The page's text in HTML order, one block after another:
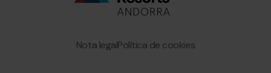
GranvaliraPolítica de cookies
Nota legal